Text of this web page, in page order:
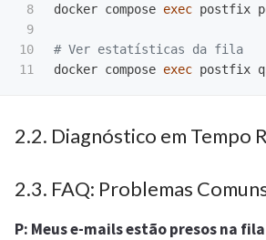
8
9
10
docker compose exec postfix
# Ver estatísticas da fila
docker compose exec
2.2. Diagnóstico em Tempo
2.3. FAQ: Problemas
P: Meus e-mails estão presos na